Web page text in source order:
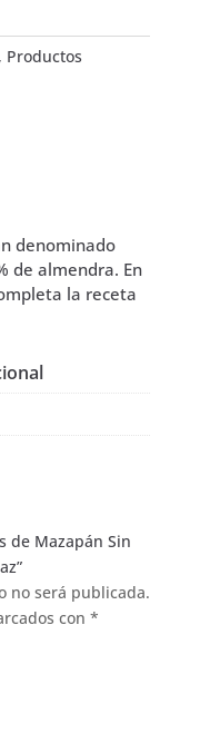
, Productos
denominado
de almendra. En
la receta
de Mazapán Sin
no será publicada.
con *